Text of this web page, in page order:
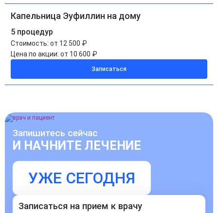
Капельница Эуфиллин на дому
5 процедур
Стоимость: от 12 500 ₽
Цена по акции: от 10 600 ₽
Записаться
Запишитесь сейчас
И НАЧНИТЕ ЛЕЧЕНИЕ
УЖЕ СЕГОДНЯ
Записаться на прием к врачу